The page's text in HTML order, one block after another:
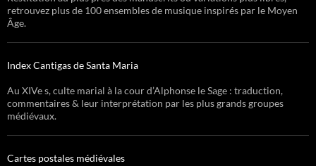
retrouvez plus de 100 ensembles de musique inspirés par le Moyen
Âge.
Index Cantigas de Santa Maria
Au XIVe s, culte marial à la cour d’Alphonse le Sage : traduction,
commentaires & leur interprétation par les plus grands groupes
médiévaux.
Cartes postales médiévales